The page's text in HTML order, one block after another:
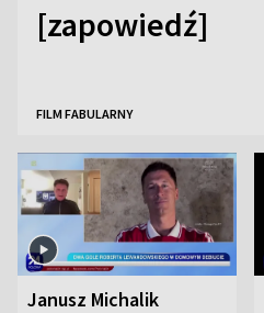
[zapowiedź]
FILM FABULARNY
Janusz Michalik